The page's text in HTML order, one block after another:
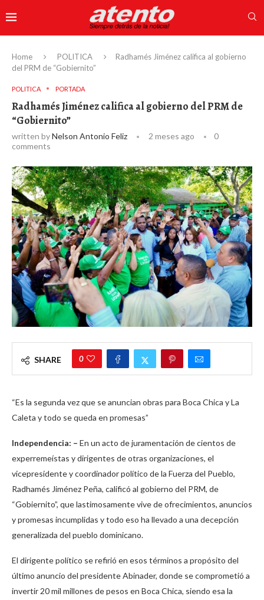
Home POLITICA
Radhamés Jiménez califica al gobierno
del PRM de “Gobiernito”
POLITICA PORTADA
Radhamés Jiménez califica al gobierno del PRM de
“Gobiernito”
written byNelson Antonio Feliz 2 meses ago
0
comments
SHARE 0
“Es la segunda vez que se anuncian obras para Boca Chica y La
Caleta y todo se queda en promesas”
Independencia: – En un acto de juramentación de cientos de
experremeístas y dirigentes de otras organizaciones, el
vicepresidente y coordinador político de la Fuerza del Pueblo,
Radhamés Jiménez Peña, calificó al gobierno del PRM, de
“Gobiernito”, que lastimosamente vive de ofrecimientos, anuncios
y promesas incumplidas y todo eso ha llevado a una decepción
generalizada del pueblo dominicano.
El dirigente político se refirió en esos términos a propósito del
último anuncio del presidente Abinader, donde se comprometió a
invertir 20 mil millones de pesos en Boca Chica, siendo esa la